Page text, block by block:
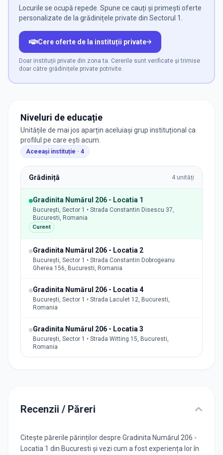
Locurile se ocupă repede. Spune ce cauți și primești oferte
personalizate de la grădinițele private din Sectorul 1.
Cere oferte de la instituții private
Doar instituții private din zona ta. Cererile sunt verificate și trimise
doar către grădinițele private potrivite.
Niveluri de educație
Unitățile de mai jos aparțin aceluiași grup instituțional ca
profilul pe care ești acum.
Aceeași instituție · 4
Grădiniță 4 unități
Gradinita Numărul 206 - Locatia 1
București, Sector 1 • Strada Constantin Disescu 37,
Bucuresti, Romania
Curent
Gradinita Numărul 206 - Locatia 2
București, Sector 1 • Strada Constantin Dobrogeanu
Gherea 156, Bucuresti, Romania
Gradinita Numărul 206 - Locatia 4
București, Sector 1 • Strada Laculet 12, Bucuresti,
Romania
Gradinita Numărul 206 - Locatia 3
București, Sector 1 • Strada Witting 15, Bucuresti,
Romania
Recenzii / Păreri
Citește părerile părinților despre Gradinita Numărul 206 -
Locatia 1 din Bucuresti și vezi cum a fost experiența lor în